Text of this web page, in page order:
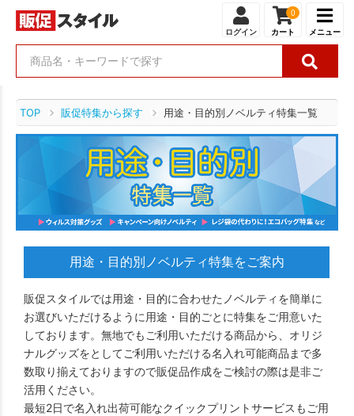
ログイン
0
カート メニュー
TOP 販促特集から探す 用途・目的別ノベルティ特集一覧
用途・目的別ノベルティ特集をご案内
販促スタイルでは用途・目的に合わせたノベルティを簡単に
お選びいただけるように用途・目的ごとに特集をご用意いた
しております。無地でもご利用いただける商品から、オリジ
ナルグッズをとしてご利用いただける名入れ可能商品まで多
数取り揃えておりますので販促品作成をご検討の際は是非ご
活用ください。
最短2日で名入れ出荷可能なクイックプリントサービスもご用